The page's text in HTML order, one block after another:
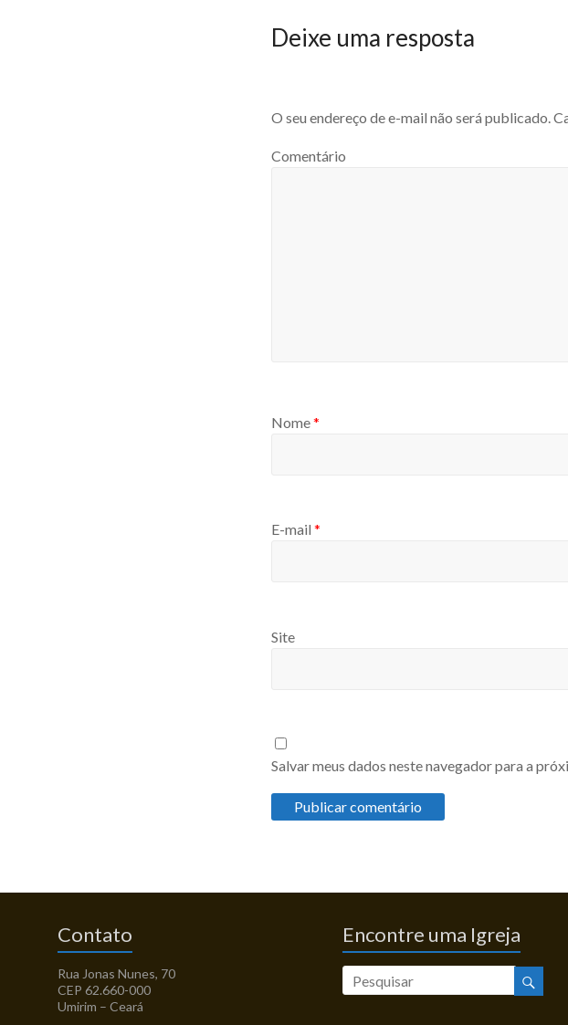
Deixe uma resposta
O seu endereço de e-mail não será publicado.
Comentário
Nome*
E-mail *
Site
Salvar meus dados neste navegador para a
Contato
Rua Jonas Nunes, 70
CEP 62.660-000
Umirim – Ceará
Encontre uma Igreja